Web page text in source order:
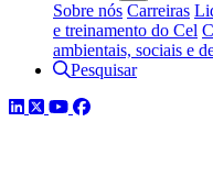
Sobre nós Carreiras
e treinamento do Cel
ambientais, sociais e
Pesquisar
LinkedIn
TwitterYouTube
Facebook